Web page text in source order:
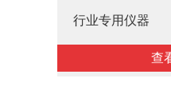
行业专用仪器
查